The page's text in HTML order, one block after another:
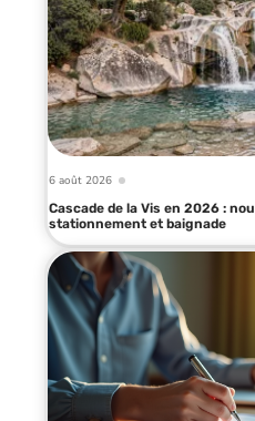
6 août 2026
Cascade de la Vis en 2026 :
stationnement et baignade